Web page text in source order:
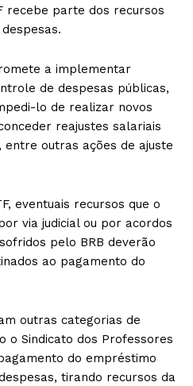
recebe parte dos recursos
a implementar
de despesas públicas,
lo de realizar novos
reajustes salariais
outras ações de ajuste
eventuais recursos que o
via judicial ou por acordos
pelo BRB deverão
ao pagamento do
outras categorias de
o Sindicato dos Professores
do empréstimo
tirando recursos da